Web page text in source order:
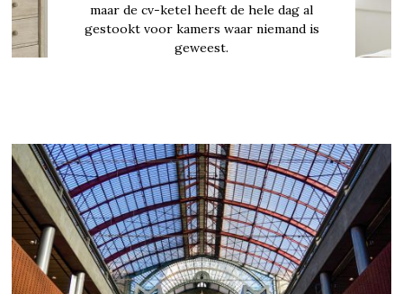
maar de cv-ketel heeft de hele dag al
gestookt voor kamers waar niemand is
geweest.